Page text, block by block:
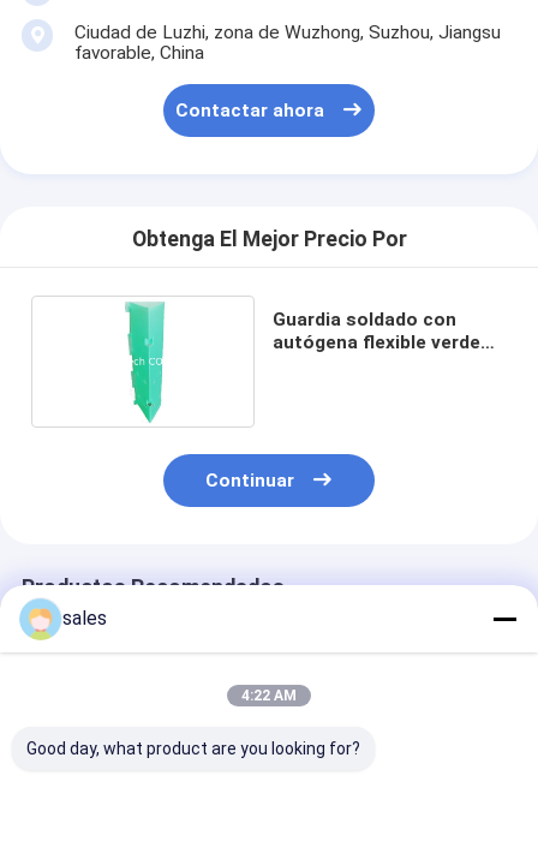
Ciudad de Luzhi, zona de Wuzhong, Suzhou, Jiangsu
favorable, China
Contactar ahora
Obtenga El Mejor Precio Por
Guardia soldado con
autógena flexible verde
Continuar
Productos Recomendados
sales
4:22 AM
Good day, what product are you looking for?